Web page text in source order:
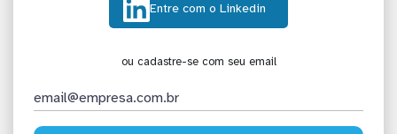
Entre com o Linkedin
ou cadastre-se com seu email